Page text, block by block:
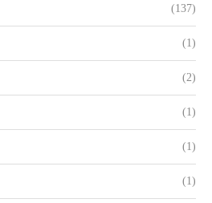
(137)
(1)
(2)
(1)
(1)
(1)